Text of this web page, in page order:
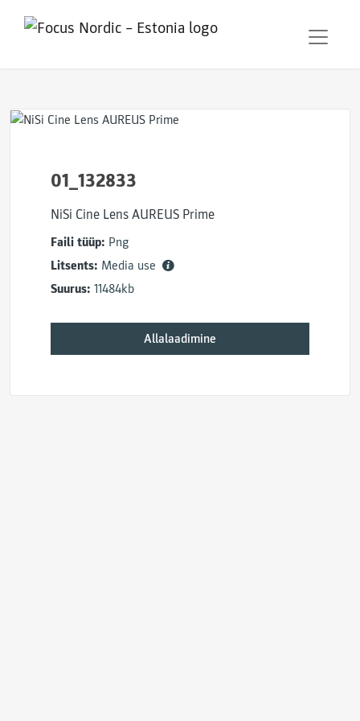
01_132833
NiSi Cine Lens AUREUS Prime
Faili tüüp: Png
Litsents: Media use
Suurus: 11484kb
Allalaadimine